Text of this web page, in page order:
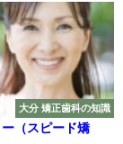
大分 矯正歯科の知識
（スピード矯